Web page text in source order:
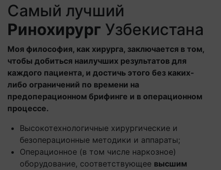
Самый лучший
Ринохирург Узбекистана
Моя философия, как хирурга, заключается в том,
чтобы добиться наилучших результатов для
каждого пациента, и достичь этого без каких-
либо ограничений по времени на
предоперационном брифинге и в операционном
процессе.
Высокотехнологичные хирургические и
безоперационные методики и аппараты;
Операционное (в том числе наркозное)
оборудование, соответствующее высшим